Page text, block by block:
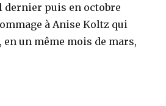
dernier puis en octobre
à Anise Koltz qui
un même mois de mars,